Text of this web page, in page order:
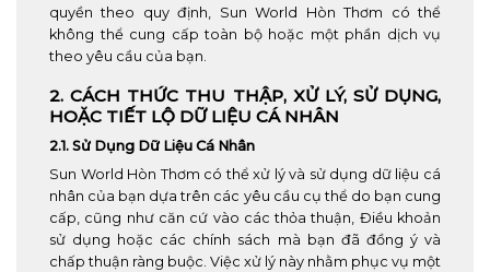
quyền theo quy định, Sun World Hòn Thơm có thể
không thể cung cấp toàn bộ hoặc một phần dịch vụ
theo yêu cầu của bạn.
2. CÁCH THỨC THU THẬP, XỬ LÝ, SỬ DỤNG,
HOẶC TIẾT LỘ DỮ LIỆU CÁ NHÂN
2.1. Sử Dụng Dữ Liệu Cá Nhân
Sun World Hòn Thơm có thể xử lý và sử dụng dữ liệu cá
nhân của bạn dựa trên các yêu cầu cụ thể do bạn cung
cấp, cũng như căn cứ vào các thỏa thuận, Điều khoản
sử dụng hoặc các chính sách mà bạn đã đồng ý và
chấp thuận ràng buộc. Việc xử lý này nhằm phục vụ một